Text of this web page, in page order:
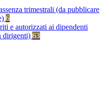
trimestrali (da pubblicare
6
e autorizzati ai dipendenti
dirigenti) 63